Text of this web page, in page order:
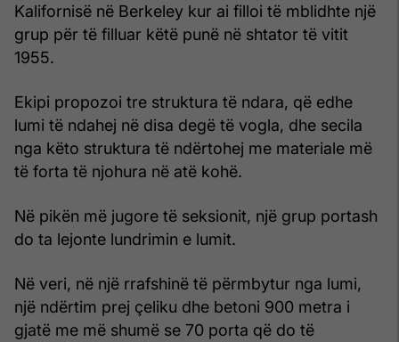
Kalifornisë në Berkeley kur ai filloi të mblidhte një
grup për të filluar këtë punë në shtator të vitit
1955.
Ekipi propozoi tre struktura të ndara, që edhe
lumi të ndahej në disa degë të vogla, dhe secila
nga këto struktura të ndërtohej me materiale më
të forta të njohura në atë kohë.
Në pikën më jugore të seksionit, një grup portash
do ta lejonte lundrimin e lumit.
Në veri, në një rrafshinë të përmbytur nga lumi,
një ndërtim prej çeliku dhe betoni 900 metra i
gjatë me më shumë se 70 porta që do të